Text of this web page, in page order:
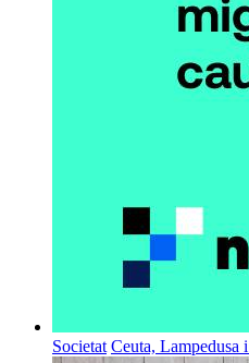
Societat Ceuta, Lampedusa